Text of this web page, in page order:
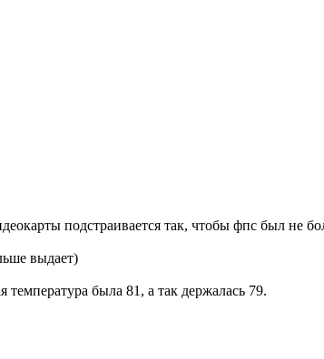
подстраивается так, чтобы фпс был не
выдает)
была 81, а так держалась 79.